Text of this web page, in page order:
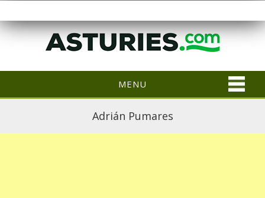
MENU
Adrián Pumares